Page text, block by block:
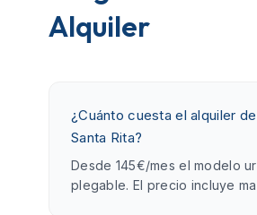
Alquiler
¿Cuánto cuesta el alquiler
Santa Rita?
Desde 145€/mes el modelo
plegable. El precio incluye